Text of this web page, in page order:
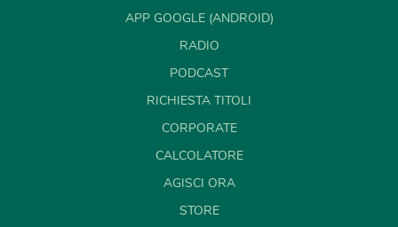
APP GOOGLE (ANDROID)
RADIO
PODCAST
RICHIESTA TITOLI
CORPORATE
CALCOLATORE
AGISCI ORA
STORE